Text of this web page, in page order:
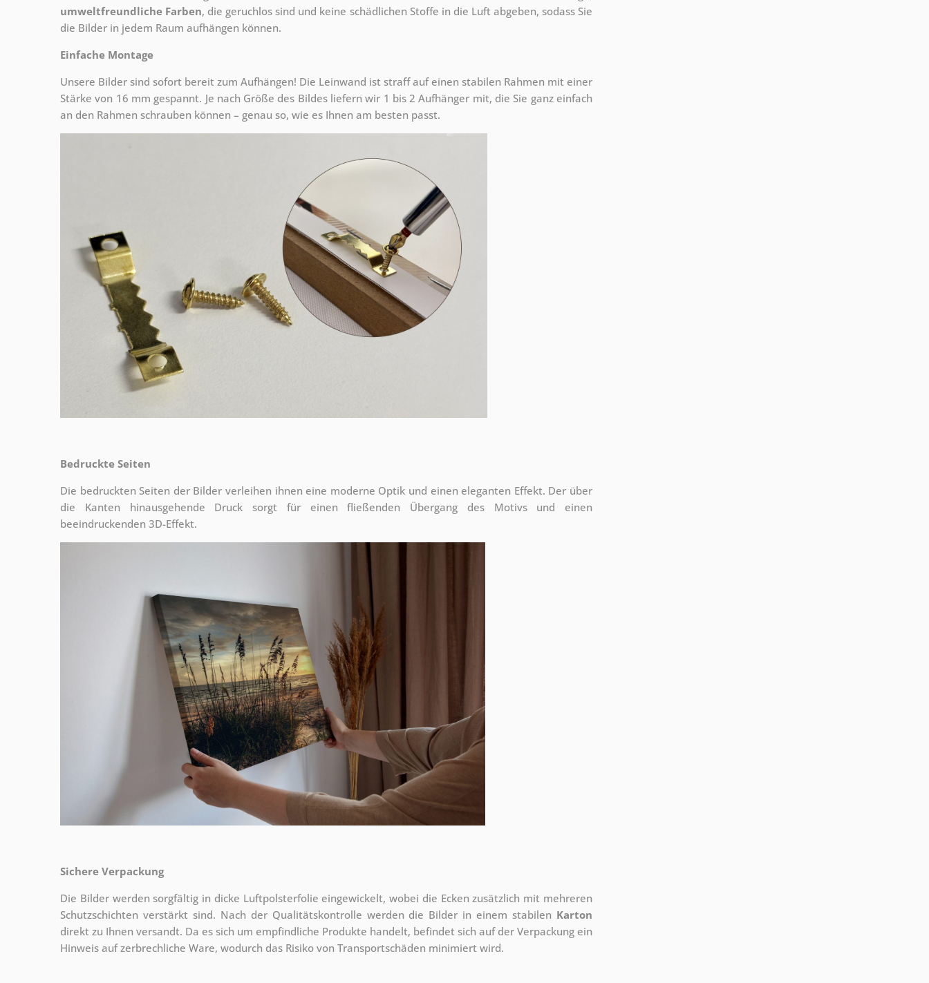
umweltfreundliche Farben, die geruchlos sind und keine schädlichen Stoffe in die Luft abgeben, sodass Sie
die Bilder in jedem Raum aufhängen können.
Einfache Montage
Unsere Bilder sind sofort bereit zum Aufhängen! Die Leinwand ist straff auf einen stabilen Rahmen mit einer
Stärke von 16 mm gespannt. Je nach Größe des Bildes liefern wir 1 bis 2 Aufhänger mit, die Sie ganz einfach
an den Rahmen schrauben können – genau so, wie es Ihnen am besten passt.
Bedruckte Seiten
Die bedruckten Seiten der Bilder verleihen ihnen eine moderne Optik und einen eleganten Effekt. Der über
die Kanten hinausgehende Druck sorgt für einen fließenden Übergang des Motivs und einen
beeindruckenden 3D-Effekt.
Sichere Verpackung
Die Bilder werden sorgfältig in dicke Luftpolsterfolie eingewickelt, wobei die Ecken zusätzlich mit mehreren
Schutzschichten verstärkt sind. Nach der Qualitätskontrolle werden die Bilder in einem stabilen Karton
direkt zu Ihnen versandt. Da es sich um empfindliche Produkte handelt, befindet sich auf der Verpackung ein
Hinweis auf zerbrechliche Ware, wodurch das Risiko von Transportschäden minimiert wird.